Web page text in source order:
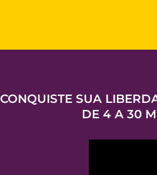
CONQUISTE SUA
DE 4 A 30